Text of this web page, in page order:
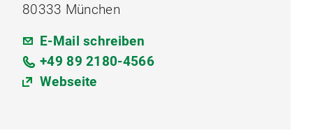
80333 München
E-Mail schreiben
+49 89 2180-4566
Webseite